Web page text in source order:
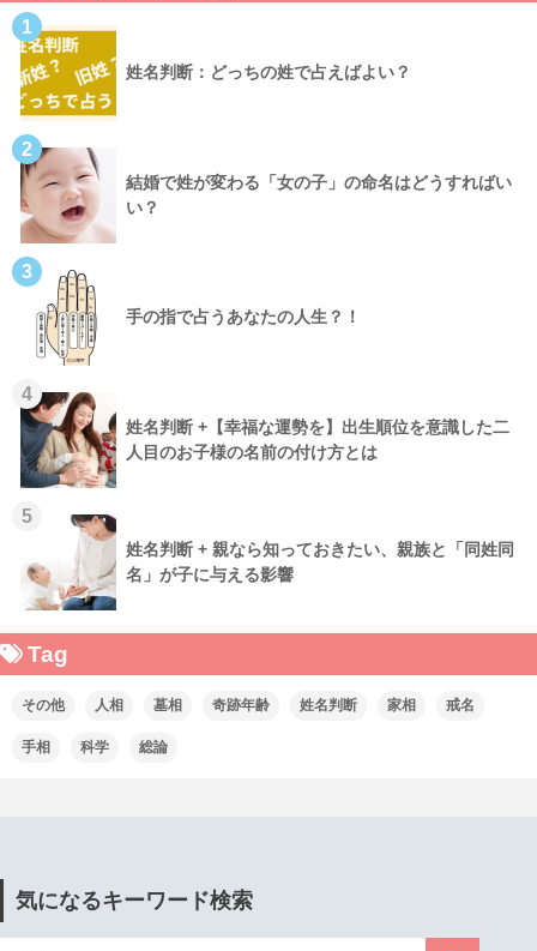
1
姓名判断：どっちの姓で占えばよい？
2
結婚で姓が変わる「女の子」の命名はどうすればい
い？
3
手の指で占うあなたの人生？！
4
姓名判断 +【幸福な運勢を】出生順位を意識した二
人目のお子様の名前の付け方とは
5
姓名判断 + 親なら知っておきたい、親族と「同姓同
名」が子に与える影響
Tag
その他 人相 墓相 奇跡年齢 姓名判断 家相 戒名
手相 科学 総論
気になるキーワード検索